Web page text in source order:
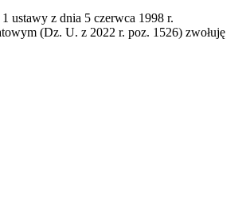
ustawy z dnia 5 czerwca 1998 r.
(Dz. U. z 2022 r. poz. 1526) zwołuję